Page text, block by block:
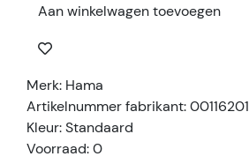
Aan winkelwagen toevoegen
Merk: Hama
Artikelnummer fabrikant: 00116201
Kleur: Standaard
Voorraad: 0